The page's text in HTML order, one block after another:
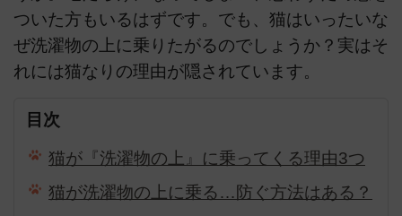
ついた方もいるはずです。でも、猫はいったいな
ぜ洗濯物の上に乗りたがるのでしょうか？実はそ
れには猫なりの理由が隠されています。
目次
猫が『洗濯物の上』に乗ってくる理由3つ
猫が洗濯物の上に乗る…防ぐ方法はある？